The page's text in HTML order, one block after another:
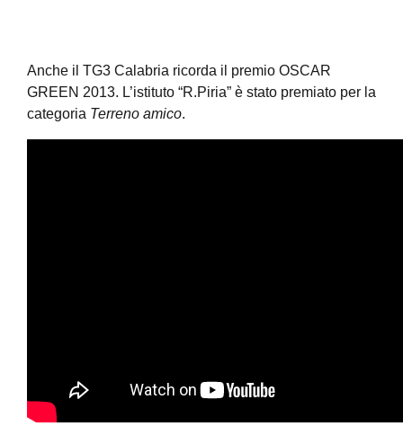
Anche il TG3 Calabria ricorda il premio OSCAR
GREEN 2013. L’istituto “R.Piria” è stato premiato per la
categoria Terreno amico.